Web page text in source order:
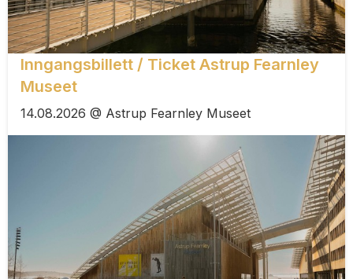
Inngangsbillett / Ticket Astrup Fearnley
Museet
14.08.2026 @ Astrup Fearnley Museet